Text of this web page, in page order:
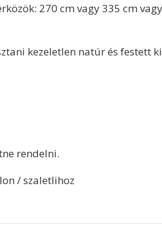
270 cm vagy 335 cm
kezeletlen natúr és festett
rendelni.
/ szaletlihoz